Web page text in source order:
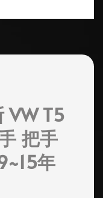
VW T5
把手
年